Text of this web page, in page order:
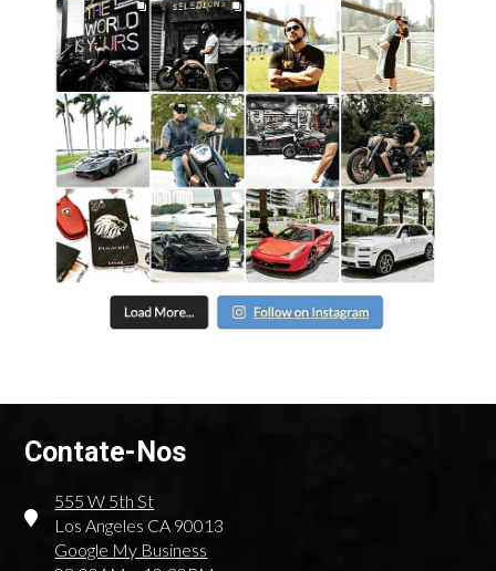
Contate-Nos
555 W 5th St
Los Angeles CA 90013
Google My Business